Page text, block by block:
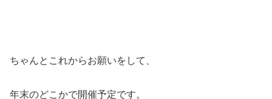
ちゃんとこれからお願いをして、
年末のどこかで開催予定です。